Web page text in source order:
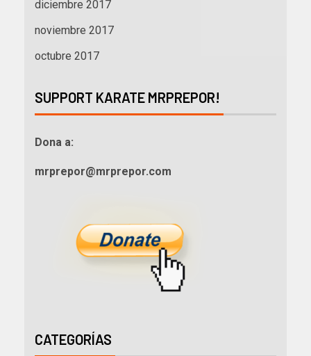
diciembre 2017
noviembre 2017
octubre 2017
SUPPORT KARATE MRPREPOR!
Dona a:
mrprepor@mrprepor.com
CATEGORÍAS